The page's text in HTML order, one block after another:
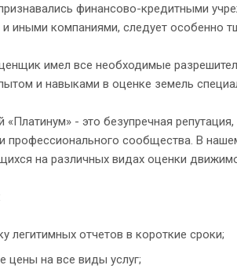
финансово-кредитными
иными компаниями, следует особенно
имел все необходимые
и навыками в оценке земель
«Платинум» - это безупречная
профессионального сообщества. В
на различных видах оценки
легитимных отчетов в короткие сроки;
цены на все виды услуг;